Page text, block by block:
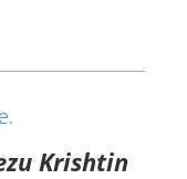
Krishtin